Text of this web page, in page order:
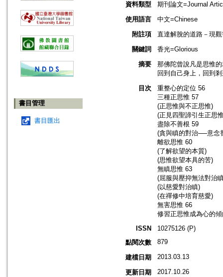
書目管理
書目匯出
資料類型
期刊論文=Journal
使用語言
中文=Chinese
附註項
直達解脫的道路－現
關鍵詞
香光=Glorious
摘要
那佛陀曾說凡是思惟
回到自己身上，回到
目次
重整心的定位 56
三種正思惟 57
(正思惟與不正思惟)
(正見四聖諦引生正思
盡除不善根 59
(貪與瞋的對治──意念
離欲思惟 60
(了解欲望的本質)
(思惟欲望本具的苦)
無瞋思惟 63
(屈服與壓抑無法對治
(以慈愛對治瞋)
(在禪修中培育慈愛)
無害思惟 66
修習正思惟成為心的
ISSN
10275126 (P)
點閱次數
879
建檔日期 2013.03.13
更新日期 2017.10.26